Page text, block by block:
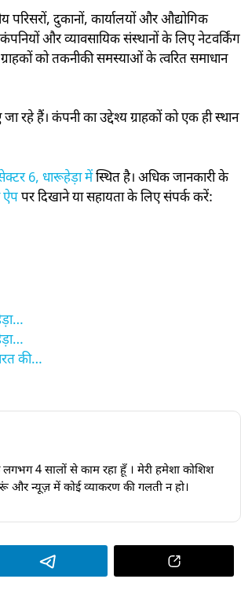
परिसरों, दुकानों, कार्यालयों और औद्योगिक
और व्यावसायिक संस्थानों के लिए नेटवर्किंग
को तकनीकी समस्याओं के त्वरित समाधान
रहे हैं। कंपनी का उद्देश्य ग्राहकों को एक ही स्थान
6, धारूहेड़ा मेंस्थित है। अधिक जानकारी के
ऐपपर दिखाने या सहायता के लिए संपर्क करें:
की…
4 सालों से काम रहा हूँ । मेरी हमेशा कोशिश
न्यूज़ में कोई व्याकरण की गलती न हो।